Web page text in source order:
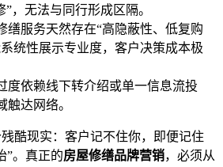
”，无法与同行形成区隔。
缮服务天然存在“高隐蔽性、低复购
统性展示专业度，客户决策成本极
度依赖线下转介绍或单一信息流投
触达网络。
酷现实：客户记不住你，即便记住
”。真正的房屋修缮品牌营销，必须从